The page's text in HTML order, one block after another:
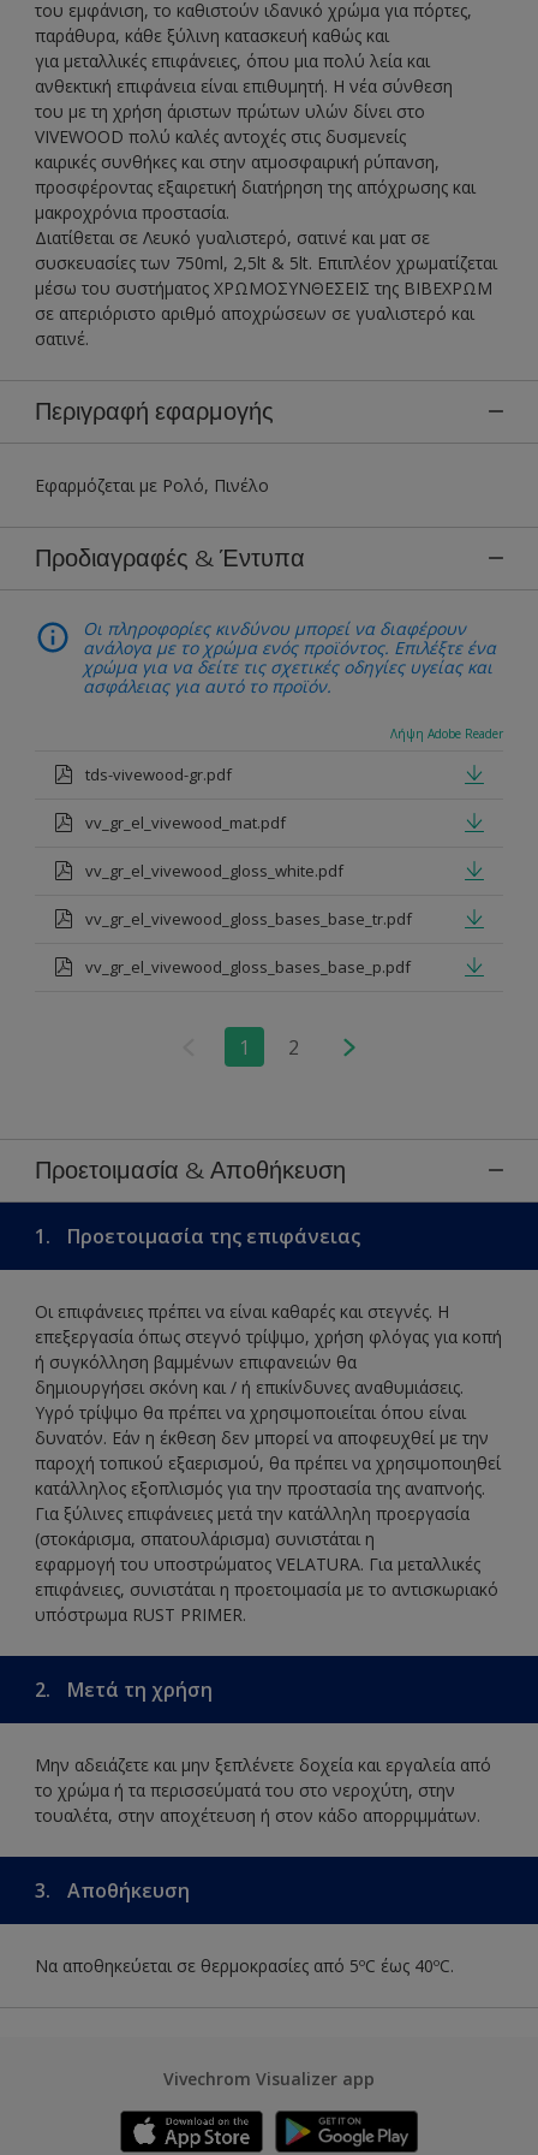
του εμφάνιση, το καθιστούν ιδανικό χρώμα για πόρτες,
παράθυρα, κάθε ξύλινη κατασκευή καθώς και
για μεταλλικές επιφάνειες, όπου μια πολύ λεία και
ανθεκτική επιφάνεια είναι επιθυμητή. Η νέα σύνθεση
του με τη χρήση άριστων πρώτων υλών δίνει στο
VIVEWOOD πολύ καλές αντοχές στις δυσμενείς
καιρικές συνθήκες και στην ατμοσφαιρική ρύπανση,
προσφέροντας εξαιρετική διατήρηση της απόχρωσης και
μακροχρόνια προστασία.
Διατίθεται σε Λευκό γυαλιστερό, σατινέ και ματ σε
συσκευασίες των 750ml, 2,5lt & 5lt. Επιπλέον χρωματίζεται
μέσω του συστήματος ΧΡΩΜΟΣΥΝΘΕΣΕΙΣ της ΒΙΒΕΧΡΩΜ
σε απεριόριστο αριθμό αποχρώσεων σε γυαλιστερό και
σατινέ.
Περιγραφή εφαρμογής
Εφαρμόζεται με Ρολό, Πινέλο
Προδιαγραφές & Έντυπα
Οι πληροφορίες κινδύνου μπορεί να διαφέρουν
ανάλογα με το χρώμα ενός προϊόντος. Επιλέξτε ένα
χρώμα για να δείτε τις σχετικές οδηγίες υγείας και
ασφάλειας για αυτό το προϊόν.
Λήψη Adobe Reader
tds-vivewood-gr.pdf
vv_gr_el_vivewood_mat.pdf
vv_gr_el_vivewood_gloss_white.pdf
vv_gr_el_vivewood_gloss_bases_base_tr.pdf
vv_gr_el_vivewood_gloss_bases_base_p.pdf
1 2
Προετοιμασία & Αποθήκευση
1. Προετοιμασία της επιφάνειας
Οι επιφάνειες πρέπει να είναι καθαρές και στεγνές. Η
επεξεργασία όπως στεγνό τρίψιμο, χρήση φλόγας για κοπή
ή συγκόλληση βαμμένων επιφανειών θα
δημιουργήσει σκόνη και / ή επικίνδυνες αναθυμιάσεις.
Υγρό τρίψιμο θα πρέπει να χρησιμοποιείται όπου είναι
δυνατόν. Εάν η έκθεση δεν μπορεί να αποφευχθεί με την
παροχή τοπικού εξαερισμού, θα πρέπει να χρησιμοποιηθεί
κατάλληλος εξοπλισμός για την προστασία της αναπνοής.
Για ξύλινες επιφάνειες μετά την κατάλληλη προεργασία
(στοκάρισμα, σπατουλάρισμα) συνιστάται η
εφαρμογή του υποστρώματος VELATURA. Για μεταλλικές
επιφάνειες, συνιστάται η προετοιμασία με το αντισκωριακό
υπόστρωμα RUST PRIMER.
2. Μετά τη χρήση
Μην αδειάζετε και μην ξεπλένετε δοχεία και εργαλεία από
το χρώμα ή τα περισσεύματά του στο νεροχύτη, στην
τουαλέτα, στην αποχέτευση ή στον κάδο απορριμμάτων.
3. Αποθήκευση
Να αποθηκεύεται σε θερμοκρασίες από 5ºC έως 40ºC.
Vivechrom Visualizer app